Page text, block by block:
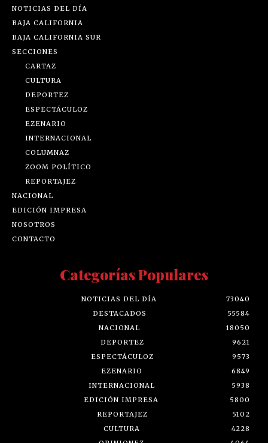
NOTICIAS DEL DÍA
BAJA CALIFORNIA
BAJA CALIFORNIA SUR
SECCIONES
CARTAZ
CULTURA
DEPORTEZ
ESPECTÁCULOZ
EZENARIO
INTERNACIONAL
COLUMNAZ
ZOOM POLÍTICO
REPORTAJEZ
NACIONAL
EDICIÓN IMPRESA
NOSOTROS
CONTACTO
Categorías Populares
NOTICIAS DEL DÍA
73040
DESTACADOS
55584
NACIONAL
18050
DEPORTEZ
9621
ESPECTÁCULOZ
9573
EZENARIO
6849
INTERNACIONAL
5938
EDICIÓN IMPRESA
5800
REPORTAJEZ
5102
CULTURA
4228